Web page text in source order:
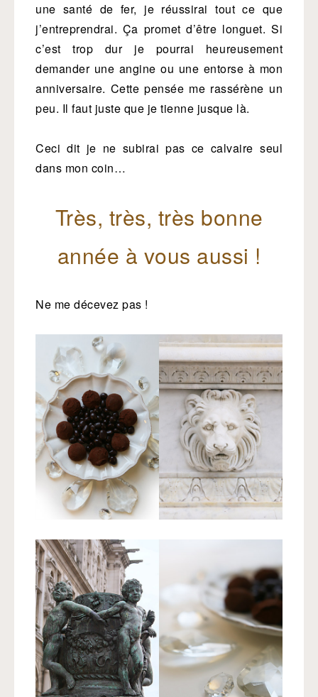
une santé de fer, je réussirai tout ce que
j’entreprendrai. Ça promet d’être longuet. Si
c’est trop dur je pourrai heureusement
demander une angine ou une entorse à mon
anniversaire. Cette pensée me rassérène un
peu. Il faut juste que je tienne jusque là.
Ceci dit je ne subirai pas ce calvaire seul
dans mon coin…
Très, très, très bonne
année à vous aussi !
Ne me décevez pas !